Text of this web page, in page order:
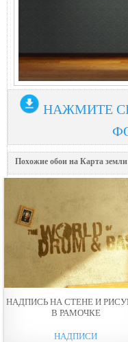
НАЖМИТЕ
Похожие обои на Карта земли
НАДПИСЬ НА СТЕНЕ И
В РАМОЧКЕ
НАДПИСИ